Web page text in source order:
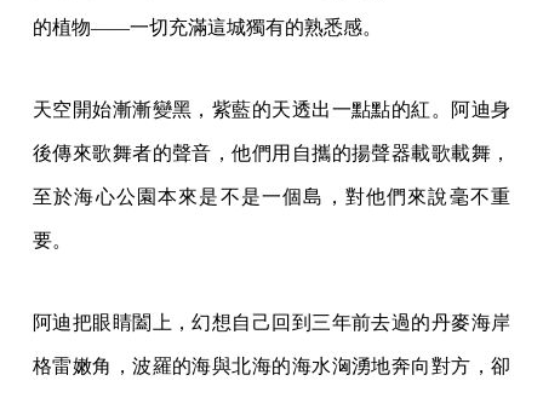
的植物——一切充滿這城獨有的熟悉感。
天空開始漸漸變黑，紫藍的天透出一點點的紅。阿迪身
後傳來歌舞者的聲音，他們用自攜的揚聲器載歌載舞，
至於海心公園本來是不是一個島，對他們來說毫不重
要。
阿迪把眼睛闔上，幻想自己回到三年前去過的丹麥海岸
格雷嫩角，波羅的海與北海的海水洶湧地奔向對方，卻